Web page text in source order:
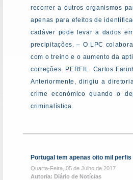
recorrer a outros organismos
apenas para efeitos de
cadáver pode levar a dados
precipitações. – O LPC
com o treino e o aumento da
correções. PERFIL Carlos
Anteriormente, dirigiu a
crime económico quando o
criminalística.
Portugal tem apenas oito mil
Quarta-Feira, 05 de Julho de 2017
Autoria: Diário de Notícias